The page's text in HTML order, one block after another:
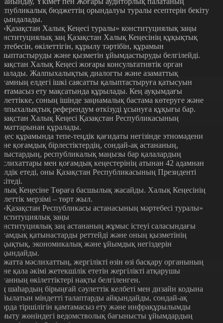
бюджеттің орындалуы туралы есептерін бекіту
«Қазақстан Халық Кеңесі туралы» конституциялық заңы
заң Қазақстан Халық Кеңесінің құқықтық
өкілеттігін, құрылу тәртібін, құрамын
және қызметін ұйымдастыруды белгілейді.
Халық Кеңесі жоғары консультативтік орган
Жалпыхалықтық диалогты және азаматтық
елдегі ішкі саясатты қалыптастыруға қатысуын
ету мақсатында құрылады. Кең ауқымдағы
соның ішінде заңнамалық бастама көтеруге және
референдум өткізуді ұсынуға құқығы бар.
Халық Кеңесі Қазақстан Республикасының
құралады.
құрамында тепе-теңдік қағидаты негізінде этномәдени
қоғамдық бірлестіктердің, сондай-ақ астананың,
республикалық маңызы бар қалалардың
мен қоғамдық кеңестерінің атынан 42 адамнан
етеді, оны Қазақстан Республикасының Президенті
Кеңесіне Төраға басшылық жасайды. Халық Кеңесінің
мерзімі – төрт жыл.
«Қазақстан Республикасы астанасының мәртебесі туралы»
заңы
заң астананың жұмыс істеуі саласындағы
қатынастарды реттейді және оның қызметінің
экономикалық және ұйымдық негіздерін
мәслихаттың, жергілікті өзін өзі басқару органының
қала әкімі жетекшілік ететін жергілікті атқарушы
өкілеттіктері нақты белгіленген.
шаһардың бірыңғай сәулеттік келбеті мен дизайн кодына
міндетті талаптарды айқындайды, сондай-ақ
тіршілігін қамтамасыз ету және инфрақұрылымды
жөніндегі ведомстволық бағынысты ұйымдардың